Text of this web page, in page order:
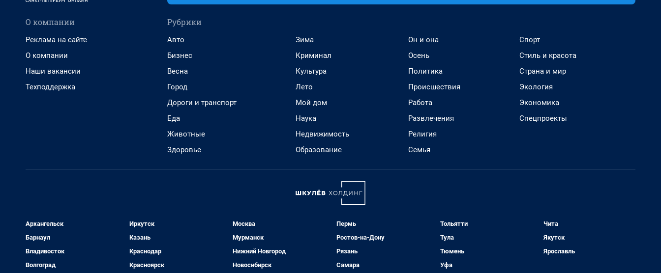
О компании
Реклама на сайте
О компании
Наши вакансии
Техподдержка
Рубрики
Авто
Бизнес
Весна
Город
Дороги и транспорт
Еда
Животные
Здоровье
Зима
Криминал
Культура
Лето
Мой дом
Наука
Недвижимость
Образование
Он и она
Осень
Политика
Происшествия
Работа
Развлечения
Религия
Семья
Спорт
Стиль и красота
Страна и мир
Экология
Экономика
Спецпроекты
Архангельск
Барнаул
Владивосток
Волгоград
Иркутск
Казань
Краснодар
Красноярск
Москва
Мурманск
Нижний Новгород
Новосибирск
Пермь
Ростов-на-Дону
Рязань
Самара
Тольятти
Тула
Тюмень
Уфа
Чита
Якутск
Ярославль